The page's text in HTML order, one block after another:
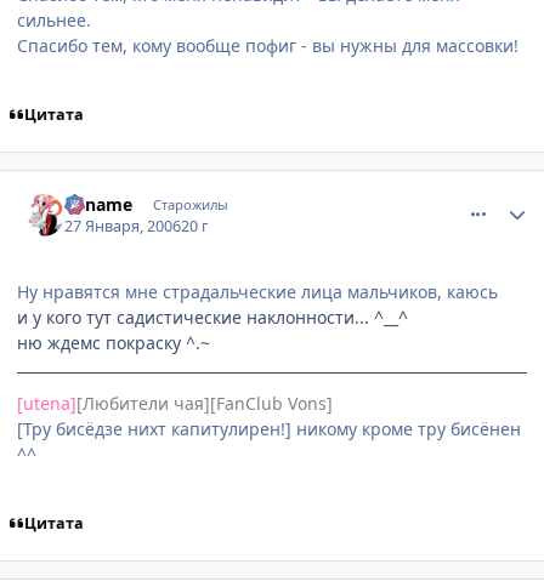
сильнее.
Спасибо тем, кому вообще пофиг - вы нужны для массовки!
Цитата
Kaname Старожилы
27 Января, 200620 г
Ну нравятся мне страдальческие лица мальчиков, каюсь
и у кого тут садистические наклонности... ^__^
ню ждемс покраску ^.~
[utena][Любители чая][FanClub Vons]
[Тру бисёдзе нихт капитулирен!] никому кроме тру бисёнен
^^
Цитата